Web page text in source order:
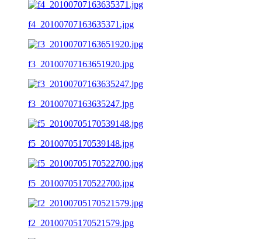
f4_20100707163635371.jpg
f3_20100707163651920.jpg
f3_20100707163635247.jpg
f5_20100705170539148.jpg
f5_20100705170522700.jpg
f2_20100705170521579.jpg